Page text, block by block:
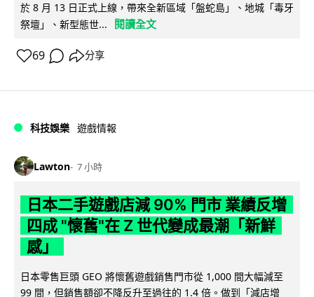
於 8 月 13 日正式上線，帶來全新區域「盤蛇島」、地城「毒牙
祭壇」、新型態世...
閱讀全文
69 分享
科技娛樂 遊戲情報
Lawton 7 小時
日本二手遊戲店減 90% 門市 業績反增
四成 "懷舊"在 Z 世代變成最潮「新鮮
感」
日本零售巨頭 GEO 將懷舊遊戲銷售門市從 1,000 間大幅減至
99 間，但銷售額卻不降反升至過往的 1.4 倍。做到「減店增